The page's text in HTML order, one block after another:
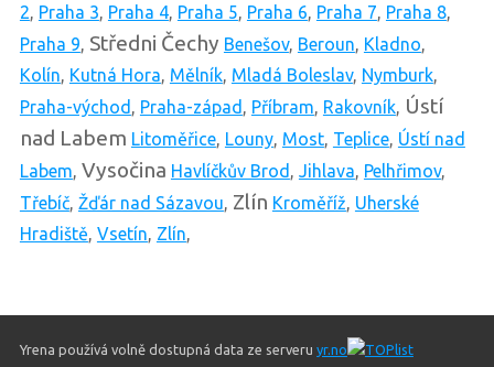
2, Praha 3, Praha 4, Praha 5, Praha 6, Praha 7, Praha 8,
Praha 9, Středni Čechy Benešov, Beroun, Kladno,
Kolín, Kutná Hora, Mělník, Mladá Boleslav, Nymburk,
Praha-východ , Praha-západ , Příbram, Rakovník, Ústí
nad Labem Litoměřice, Louny, Most, Teplice, Ústí nad
Labem, Vysočina Havlíčkův Brod , Jihlava, Pelhřimov,
Třebíč, Žďár nad Sázavou, Zlín Kroměříž, Uherské
Hradiště, Vsetín, Zlín,
Yrena používá volně dostupná data ze serveru yr.no